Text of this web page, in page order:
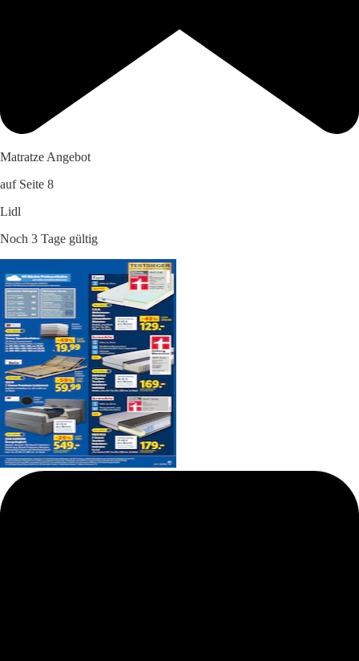
Matratze Angebot
auf Seite 8
Lidl
Noch 3 Tage gültig